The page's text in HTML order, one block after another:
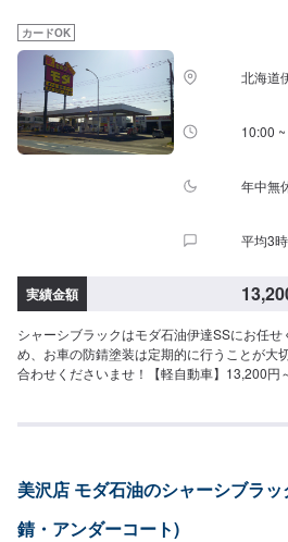
カードOK
北海道
10:00
年中無
平均3
実績金額
シャーシブラックはモダ石油伊達SSにお任
め、お車の防錆塗装は定期的に行うことが大
合わせくださいませ！【軽自動車】13,200円
美沢店 モダ石油のシャーシブラ
錆・アンダーコート)